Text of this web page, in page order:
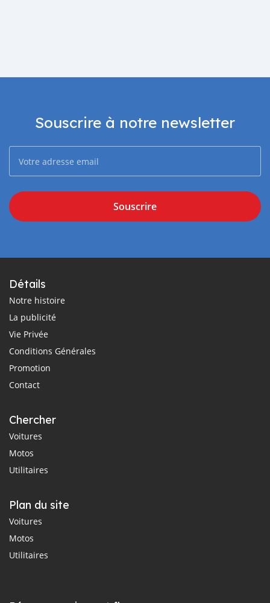
Souscrire à notre newsletter
Souscrire
Détails
Notre histoire
La publicité
Vie Privée
Conditions Générales
Promotion
Contact
Chercher
Voitures
Motos
Utilitaires
Plan du site
Voitures
Motos
Utilitaires